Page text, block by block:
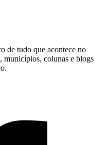
de tudo que acontece no
municípios, colunas e blogs